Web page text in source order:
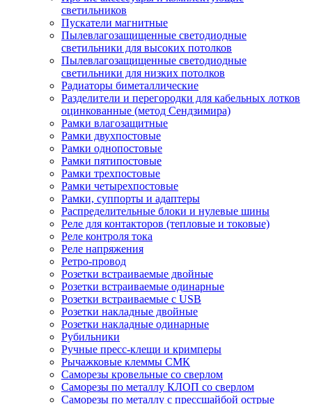
светильников
Пускатели магнитные
Пылевлагозащищенные светодиодные
светильники для высоких потолков
Пылевлагозащищенные светодиодные
светильники для низких потолков
Радиаторы биметаллические
Разделители и перегородки для кабельных лотков
оцинкованные (метод Сендзимира)
Рамки влагозащитные
Рамки двухпостовые
Рамки однопостовые
Рамки пятипостовые
Рамки трехпостовые
Рамки четырехпостовые
Рамки, суппорты и адаптеры
Распределительные блоки и нулевые шины
Реле для контакторов (тепловые и токовые)
Реле контроля тока
Реле напряжения
Ретро-провод
Розетки встраиваемые двойные
Розетки встраиваемые одинарные
Розетки встраиваемые с USB
Розетки накладные двойные
Розетки накладные одинарные
Рубильники
Ручные пресс-клещи и кримперы
Рычажковые клеммы СМК
Саморезы кровельные со сверлом
Саморезы по металлу КЛОП со сверлом
Саморезы по металлу с прессшайбой острые